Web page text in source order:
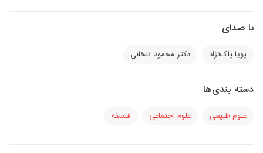
با صدای
پویا پاک‌نژاد دکتر محمود تلخابی
دسته بندی‌ها
علوم طبیعی علوم اجتماعی فلسفه